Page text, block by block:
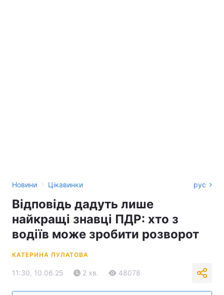
Новини › Цікавинки рус
Відповідь дадуть лише
найкращі знавці ПДР: хто з
водіїв може зробити розворот
КАТЕРИНА ПУЛАТОВА
11:30, 10.06.25 2 хв. 48078